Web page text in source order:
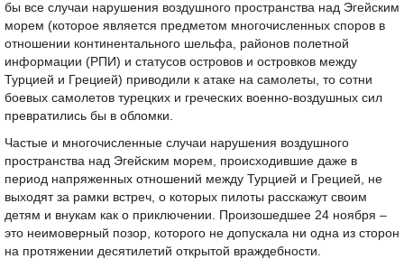
бы все случаи нарушения воздушного пространства над Эгейским
морем (которое является предметом многочисленных споров в
отношении континентального шельфа, районов полетной
информации (РПИ) и статусов островов и островков между
Турцией и Грецией) приводили к атаке на самолеты, то сотни
боевых самолетов турецких и греческих военно-воздушных сил
превратились бы в обломки.
Частые и многочисленные случаи нарушения воздушного
пространства над Эгейским морем, происходившие даже в
период напряженных отношений между Турцией и Грецией, не
выходят за рамки встреч, о которых пилоты расскажут своим
детям и внукам как о приключении. Произошедшее 24 ноября –
это неимоверный позор, которого не допускала ни одна из сторон
на протяжении десятилетий открытой враждебности.